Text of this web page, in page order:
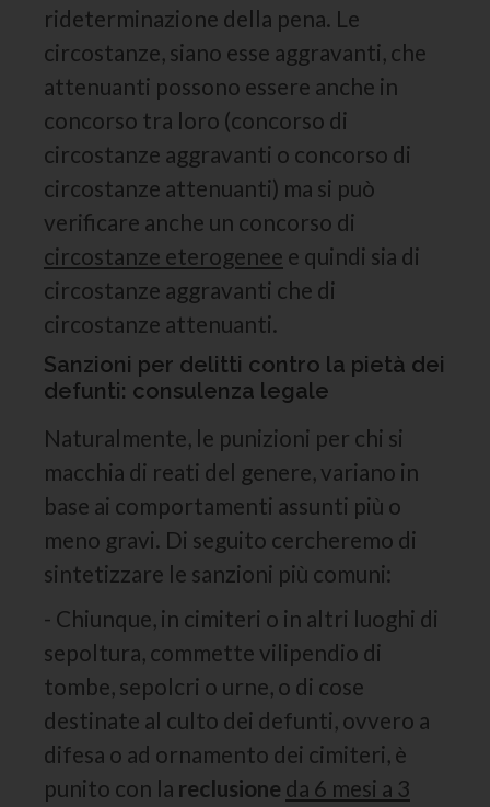
rideterminazione della pena. Le
circostanze, siano esse aggravanti, che
attenuanti possono essere anche in
concorso tra loro (concorso di
circostanze aggravanti o concorso di
circostanze attenuanti) ma si può
verificare anche un concorso di
circostanze eterogenee e quindi sia di
circostanze aggravanti che di
circostanze attenuanti.
Sanzioni per delitti contro la pietà dei
defunti: consulenza legale
Naturalmente, le punizioni per chi si
macchia di reati del genere, variano in
base ai comportamenti assunti più o
meno gravi. Di seguito cercheremo di
sintetizzare le sanzioni più comuni:
- Chiunque, in cimiteri o in altri luoghi di
sepoltura, commette vilipendio di
tombe, sepolcri o urne, o di cose
destinate al culto dei defunti, ovvero a
difesa o ad ornamento dei cimiteri, è
punito con la reclusione da 6 mesi a 3